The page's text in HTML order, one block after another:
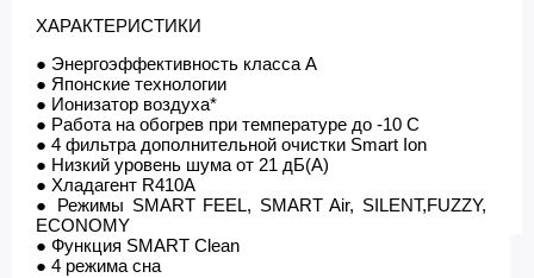
ХАРАКТЕРИСТИКИ
● Энергоэффективность класса А
● Японские технологии
● Ионизатор воздуха*
● Работа на обогрев при температуре до -10 С
● 4 фильтра дополнительной очистки Smart Ion
● Низкий уровень шума от 21 дБ(А)
● Хладагент R410А
● Режимы SMART FEEL, SMART Air, SILENT,FUZZY,
ECONOMY
● Функция SMART Clean
● 4 режима сна